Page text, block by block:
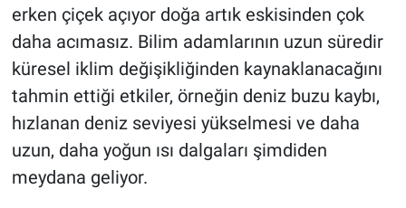
erken çiçek açıyor doğa artık eskisinden çok
daha acımasız. Bilim adamlarının uzun süredir
küresel iklim değişikliğinden kaynaklanacağını
tahmin ettiği etkiler, örneğin deniz buzu kaybı,
hızlanan deniz seviyesi yükselmesi ve daha
uzun, daha yoğun ısı dalgaları şimdiden
meydana geliyor.